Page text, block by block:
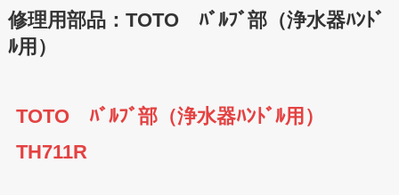
修理用部品：TOTO ﾊﾞﾙﾌﾞ部（浄水器ﾊﾝﾄﾞ
ﾙ用）
TOTO ﾊﾞﾙﾌﾞ部（浄水器ﾊﾝﾄﾞﾙ用）
TH711R